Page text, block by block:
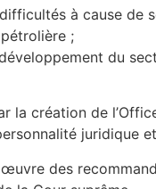
à cause
;
du
création de
juridique
des